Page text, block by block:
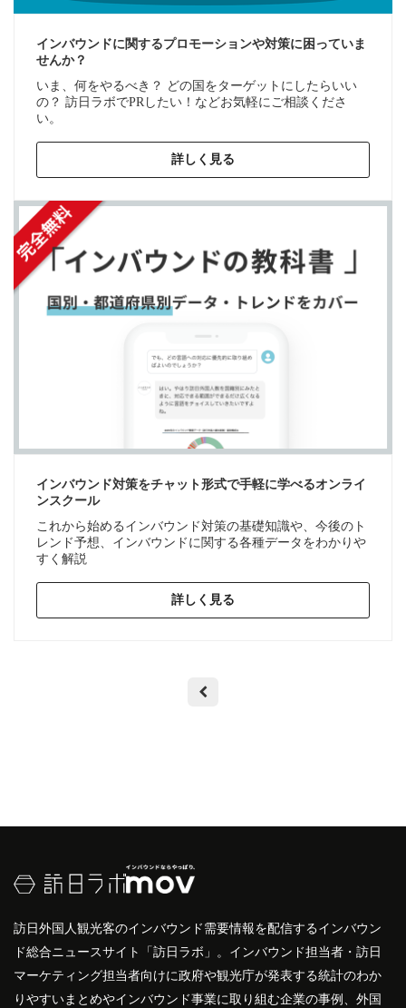
インバウンドに関するプロモーションや対策に困っていま
せんか？
いま、何をやるべき？ どの国をターゲットにしたらいい
の？ 訪日ラボでPRしたい！などお気軽にご相談くださ
い。
詳しく見る
インバウンド対策をチャット形式で手軽に学べるオンライ
ンスクール
これから始めるインバウンド対策の基礎知識や、今後のト
レンド予想、インバウンドに関する各種データをわかりや
すく解説
詳しく見る
訪日外国人観光客のインバウンド需要情報を配信するインバウン
ド総合ニュースサイト「訪日ラボ」。インバウンド担当者・訪日
マーケティング担当者向けに政府や観光庁が発表する統計のわか
りやすいまとめやインバウンド事業に取り組む企業の事例、外国